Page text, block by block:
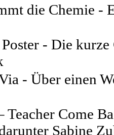
die Chemie -
- Die
- Über einen
Teacher Come
Sabine